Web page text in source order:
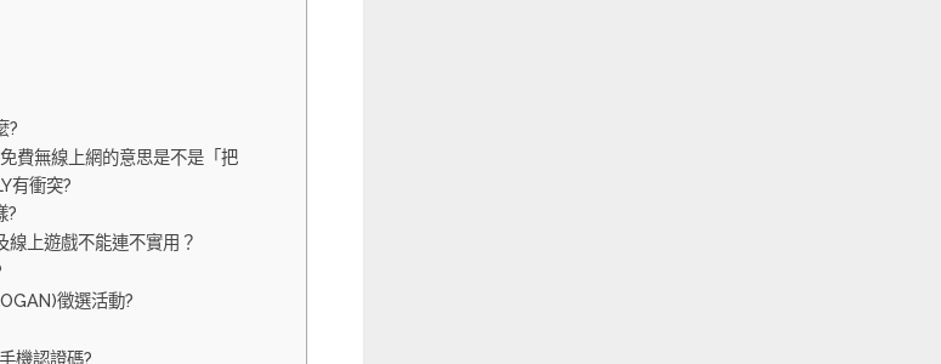
?
費無線上網的意思是不是「把
有衝突?
?
線上遊戲不能連不實用？
徵選活動?
機認證碼?